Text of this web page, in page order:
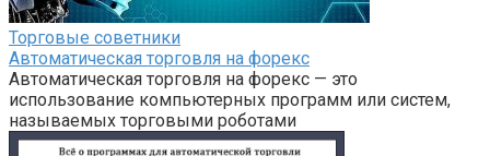
Торговые советники
Автоматическая торговля на форекс
Автоматическая торговля на форекс — это
использование компьютерных программ или систем,
называемых торговыми роботами